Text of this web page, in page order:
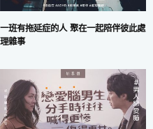
一班有拖延症的人 聚在一起陪伴彼此處
理雜事